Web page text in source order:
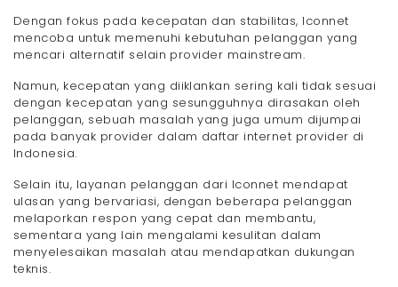
Dengan fokus pada kecepatan dan stabilitas, Iconnet
mencoba untuk memenuhi kebutuhan pelanggan yang
mencari alternatif selain provider mainstream.
Namun, kecepatan yang diiklankan sering kali tidak sesuai
dengan kecepatan yang sesungguhnya dirasakan oleh
pelanggan, sebuah masalah yang juga umum dijumpai
pada banyak provider dalam daftar internet provider di
Indonesia.
Selain itu, layanan pelanggan dari Iconnet mendapat
ulasan yang bervariasi, dengan beberapa pelanggan
melaporkan respon yang cepat dan membantu,
sementara yang lain mengalami kesulitan dalam
menyelesaikan masalah atau mendapatkan dukungan
teknis.